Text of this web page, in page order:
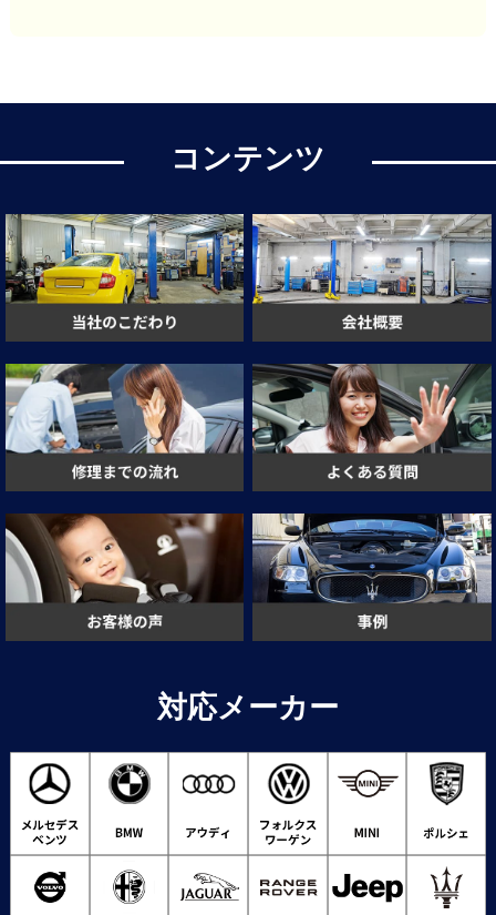
コンテンツ
対応メーカー